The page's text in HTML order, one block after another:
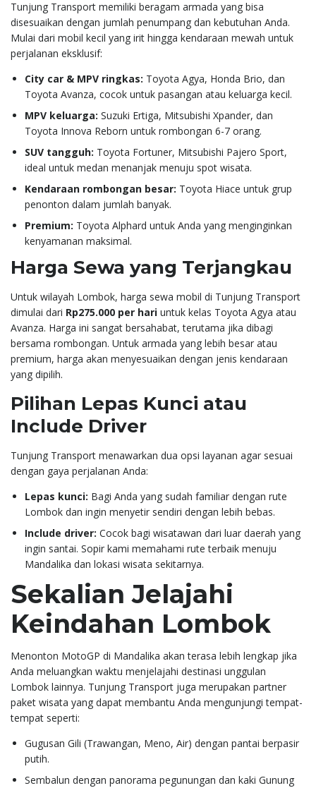
Tunjung Transport memiliki beragam armada yang bisa
disesuaikan dengan jumlah penumpang dan kebutuhan Anda.
Mulai dari mobil kecil yang irit hingga kendaraan mewah untuk
perjalanan eksklusif:
City car & MPV ringkas: Toyota Agya, Honda Brio, dan
Toyota Avanza, cocok untuk pasangan atau keluarga kecil.
MPV keluarga: Suzuki Ertiga, Mitsubishi Xpander, dan
Toyota Innova Reborn untuk rombongan 6-7 orang.
SUV tangguh: Toyota Fortuner, Mitsubishi Pajero Sport,
ideal untuk medan menanjak menuju spot wisata.
Kendaraan rombongan besar: Toyota Hiace untuk grup
penonton dalam jumlah banyak.
Premium: Toyota Alphard untuk Anda yang menginginkan
kenyamanan maksimal.
Harga Sewa yang Terjangkau
Untuk wilayah Lombok, harga sewa mobil di Tunjung Transport
dimulai dari Rp275.000 per hari untuk kelas Toyota Agya atau
Avanza. Harga ini sangat bersahabat, terutama jika dibagi
bersama rombongan. Untuk armada yang lebih besar atau
premium, harga akan menyesuaikan dengan jenis kendaraan
yang dipilih.
Pilihan Lepas Kunci atau
Include Driver
Tunjung Transport menawarkan dua opsi layanan agar sesuai
dengan gaya perjalanan Anda:
Lepas kunci: Bagi Anda yang sudah familiar dengan rute
Lombok dan ingin menyetir sendiri dengan lebih bebas.
Include driver: Cocok bagi wisatawan dari luar daerah yang
ingin santai. Sopir kami memahami rute terbaik menuju
Mandalika dan lokasi wisata sekitarnya.
Sekalian Jelajahi
Keindahan Lombok
Menonton MotoGP di Mandalika akan terasa lebih lengkap jika
Anda meluangkan waktu menjelajahi destinasi unggulan
Lombok lainnya. Tunjung Transport juga merupakan partner
paket wisata yang dapat membantu Anda mengunjungi tempat-
tempat seperti:
Gugusan Gili (Trawangan, Meno, Air) dengan pantai berpasir
putih.
Sembalun dengan panorama pegunungan dan kaki Gunung